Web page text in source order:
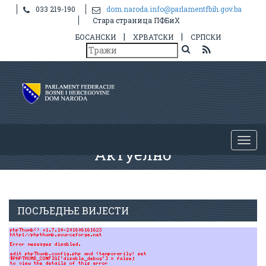
033 219-190
dom.naroda.info@parlamentfbih.gov.ba
Стара страница ПФБиХ
БОСАНСКИ
| ХРВАТСКИ | СРПСКИ
Актуелно
ПОСЉЕДЊЕ ВИЈЕСТИ